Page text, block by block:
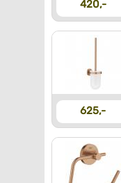
420,-
625,-